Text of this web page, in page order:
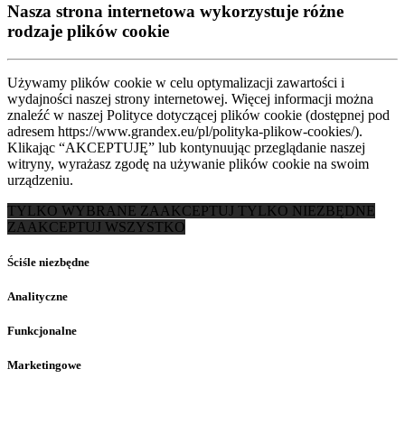
Nasza strona internetowa wykorzystuje różne
rodzaje plików cookie
Używamy plików cookie w celu optymalizacji zawartości i
wydajności naszej strony internetowej. Więcej informacji można
znaleźć w naszej Polityce dotyczącej plików cookie (dostępnej pod
adresem https://www.grandex.eu/pl/polityka-plikow-cookies/).
Klikając “AKCEPTUJĘ” lub kontynuując przeglądanie naszej
witryny, wyrażasz zgodę na używanie plików cookie na swoim
urządzeniu.
TYLKO WYBRANE ZAAKCEPTUJ TYLKO NIEZBĘDNE
ZAAKCEPTUJ WSZYSTKO
Ściśle niezbędne
Analityczne
Funkcjonalne
Marketingowe